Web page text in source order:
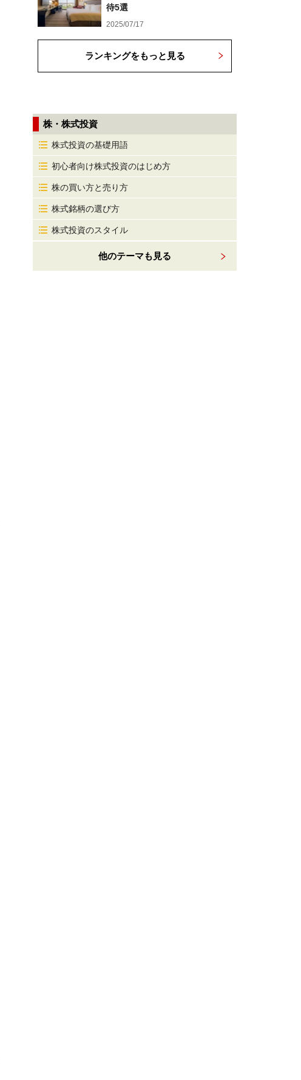
待5選
2025/07/17
ランキングをもっと見る
株・株式投資
株式投資の基礎用語
初心者向け株式投資のはじめ方
株の買い方と売り方
株式銘柄の選び方
株式投資のスタイル
他のテーマも見る